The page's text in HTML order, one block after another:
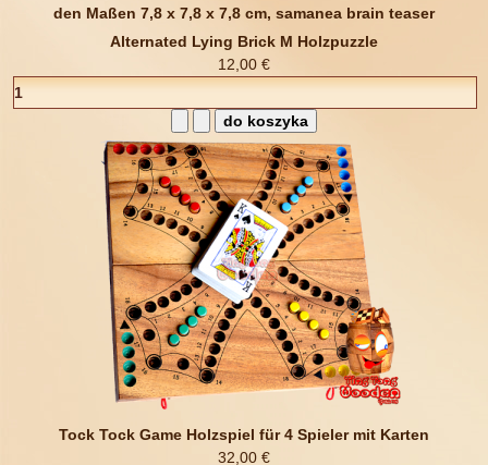
Alternated Lying Brick M Holzpuzzle
12,00 €
Tock Tock Game Holzspiel für 4 Spieler mit Karten
32,00 €